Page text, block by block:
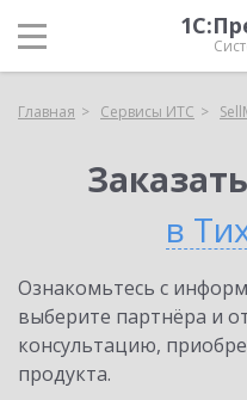
Главная Сервисы ИТС
в
Ознакомьтесь с
выберите партнёра и
консультацию,
продукта.